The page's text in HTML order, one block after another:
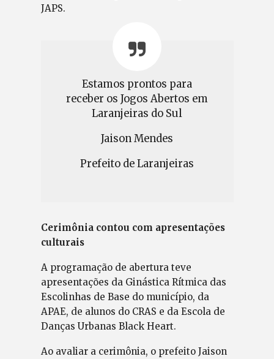
JAPS.
Estamos prontos para
receber os Jogos Abertos em
Laranjeiras do Sul
Jaison Mendes
Prefeito de Laranjeiras
Cerimônia contou com apresentações
culturais
A programação de abertura teve
apresentações da Ginástica Rítmica das
Escolinhas de Base do município, da
APAE, de alunos do CRAS e da Escola de
Danças Urbanas Black Heart.
Ao avaliar a cerimônia, o prefeito Jaison